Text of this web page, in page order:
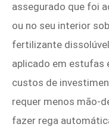
assegurado que foi
ou no seu interior
fertilizante
aplicado em estufas
custos de
requer menos mão-
fazer rega